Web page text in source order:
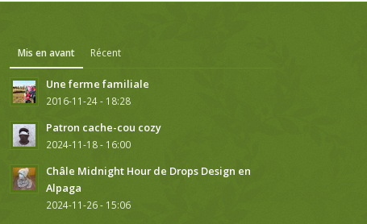
Mis en avant Récent
Une ferme familiale
2016-11-24 - 18:28
Patron cache-cou cozy
2024-11-18 - 16:00
Châle Midnight Hour de Drops Design en
Alpaga
2024-11-26 - 15:06